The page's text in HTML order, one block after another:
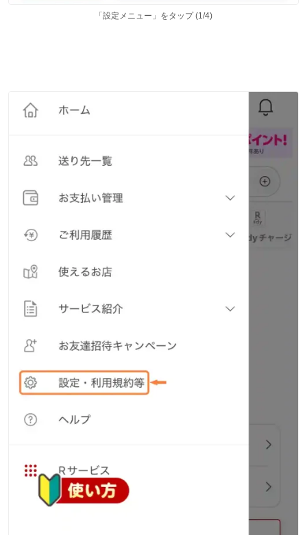
「設定メニュー」をタップ (1/4)